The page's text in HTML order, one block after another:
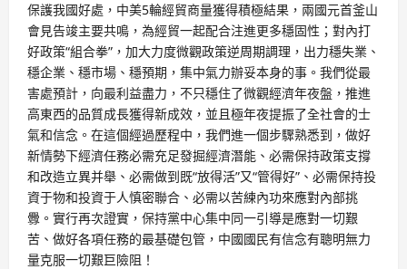
保護我國好處，中美5輪經貿商量獲得積極結果，兩國元首釜山
會見告竣主要共鳴，為經貿一起配合注進更多穩固性；對內打
好政策“組合拳”，加大力度微觀政策逆周期調理，出力穩失業、
穩企業、穩市場、穩預期，集中氣力辦妥本身的事。我們從最
害處預計，向最利益盡力，不只穩住了微觀經濟年夜盤，推進
高東西的品質成長獲得新成效，並且極年夜提振了全社會的士
氣和信念。在這個經過歷程中，我們進一個步驟熟悉到，做好
新情勢下經濟任務必需充足發掘經濟潛能、必需保持政策支撐
和改造立異并舉、必需做到既“放得活”又“管得好”、必需保持投
資于物和投資于人慎密聯合、必需以苦練內功來應對內部挑
釁。實行再次證實，保持黨中心集中同一引導是應對一切艱
苦、做好各項任務的最基礎包管，中國國民有信念有聰明無力
量克服一切艱巨險阻！